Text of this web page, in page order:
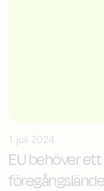
1 juli 2024
EU behöver